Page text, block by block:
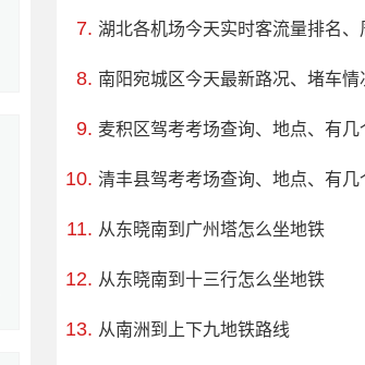
湖北各机场今天实时客流量排名、
南阳宛城区今天最新路况、堵车情
从东晓南到广州塔怎么坐地铁
从东晓南到十三行怎么坐地铁
从南洲到上下九地铁路线